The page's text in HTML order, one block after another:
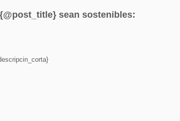
sean sostenibles: